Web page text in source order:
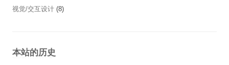
视觉/交互设计 (8)
本站的历史